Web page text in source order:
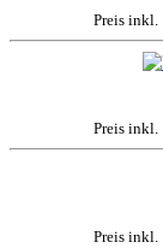
Preis inkl.
Preis inkl.
Preis inkl.